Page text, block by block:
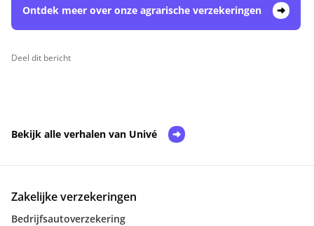
Ontdek meer over onze agrarische verzekeringen
Deel dit bericht
Bekijk alle verhalen van Univé
Zakelijke verzekeringen
Bedrijfsautoverzekering